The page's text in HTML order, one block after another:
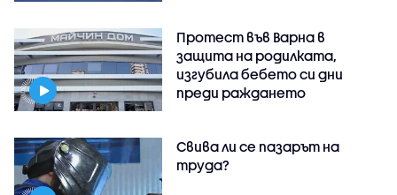
Протест във Варна в
защита на родилката,
изгубила бебето си дни
преди раждането
Свива ли се пазарът на
труда?